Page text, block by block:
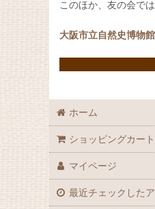
このほか、友の会で
大阪市立自然史博物
ホーム
ショッピングカート
マイページ
最近チェックした